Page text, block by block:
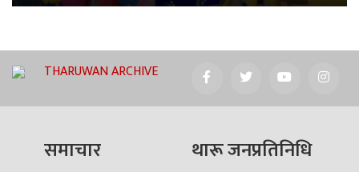
THARUWAN ARCHIVE
समाचार थारू जनप्रतिनिधि